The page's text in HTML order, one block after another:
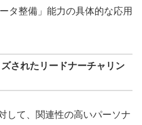
タ整備」能力の具体的な応用
されたリードナーチャリン
して、関連性の高いパーソナ